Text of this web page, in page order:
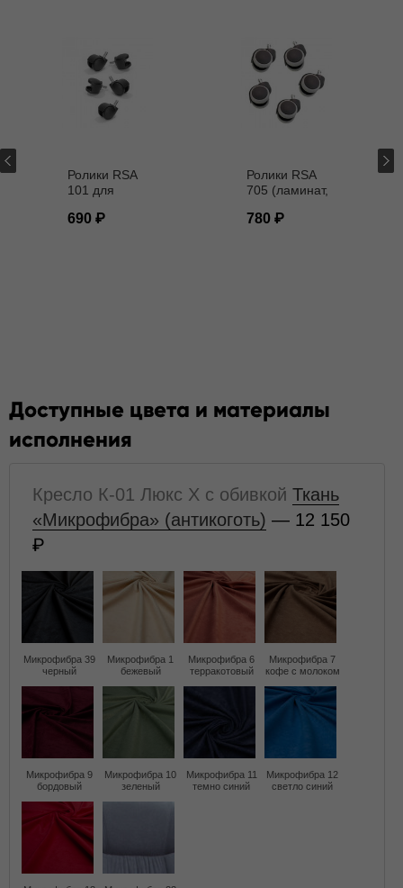
Ролики RSA
101 для
мм
690
Ролики RSA
705 (ламинат,
мм
780
Доступные цвета и материалы
исполнения
Кресло К-01 Люкс X с обивкой Ткань
«Микрофибра» (антикоготь) — 12 150
Микрофибра 39
черный
Микрофибра 1
бежевый
Микрофибра 6
терракотовый
Микрофибра 7
кофе с молоком
Микрофибра 9
бордовый
Микрофибра 10
зеленый
Микрофибра 11
темно синий
Микрофибра 12
светло синий